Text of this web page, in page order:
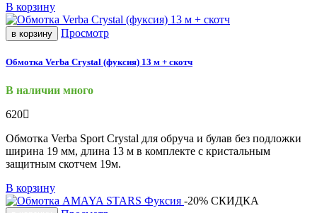
В корзину
в корзину Просмотр
Обмотка Verba Crystal (фуксия) 13 м + скотч
В наличии много
620
Обмотка Verba Sport Crystal для обруча и булав без подложки
ширина 19 мм, длина 13 м в комплекте с кристальным
защитным скотчем 19м.
В корзину
-20% СКИДКА